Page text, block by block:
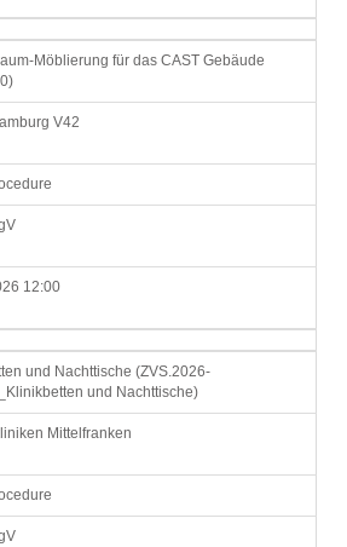
Möblierung für das CAST Gebäude
V42
12:00
und Nachttische (ZVS.2026-
und Nachttische)
Mittelfranken